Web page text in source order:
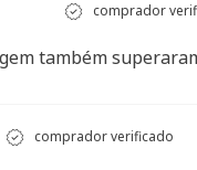
comprador
também
comprador verificado